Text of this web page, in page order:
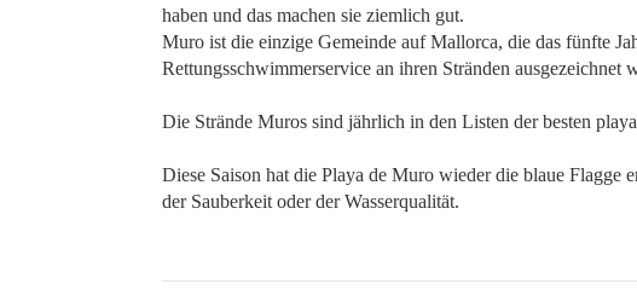
haben und das machen sie ziemlich gut.
Muro ist die einzige Gemeinde auf Mallorca, die das fünfte
Rettungsschwimmerservice an ihren Stränden ausgezeichnet
Die Strände Muros sind jährlich in den Listen der besten
Diese Saison hat die Playa de Muro wieder die blaue Flagge
der Sauberkeit oder der Wasserqualität.